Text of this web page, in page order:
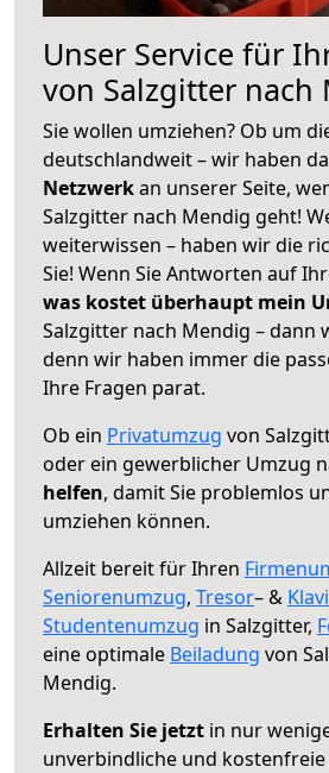
Unser Service für
von Salzgitter nach
Sie wollen umziehen? Ob um
deutschlandweit – wir haben
Netzwerkan unserer Seite,
Salzgitter nach Mendig geht!
weiterwissen – haben wir die
Sie! Wenn Sie Antworten auf
was kostet überhaupt mein
Salzgitter nach Mendig – dann
denn wir haben immer die
Ihre Fragen parat.
Ob ein Privatumzug von
oder ein gewerblicher Umzug
helfen, damit Sie problemlos
umziehen können.
Allzeit bereit für Ihren
Seniorenumzug, Tresor– &
Studentenumzug in Salzgitter,
eine optimale Beiladung von
Mendig.
Erhalten Sie jetzt in nur
unverbindliche und kostenfreie